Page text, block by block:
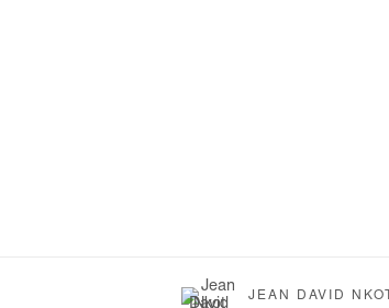
JEAN DAVID NKOT